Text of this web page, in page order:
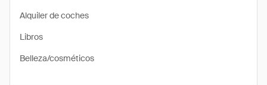
Alquiler de coches
Libros
Belleza/cosméticos